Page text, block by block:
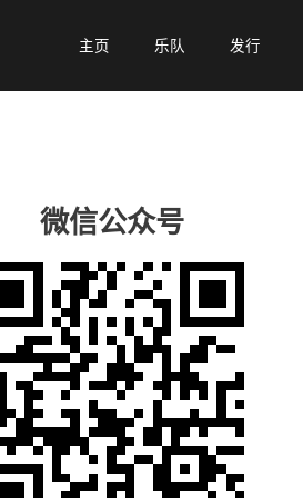
主页
主页 乐队
乐队 发行
发行
微信公众号